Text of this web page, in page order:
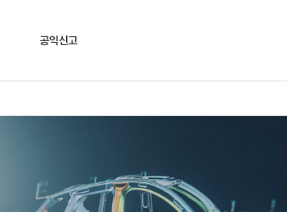
공익신고